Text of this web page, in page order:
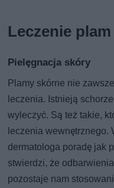
Leczenie
Pielęgnacja skóry
Plamy skórne nie
leczenia. Istnieją
wyleczyć. Są też takie,
leczenia wewnętrznego.
dermatologa poradę jak
stwierdzi, że
pozostaje nam